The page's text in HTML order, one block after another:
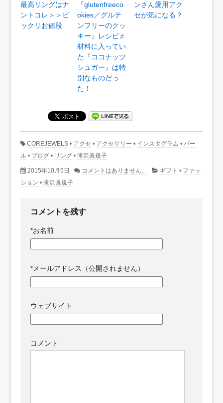
最高リングはナ
ントコレ＞＞ビ
ックリお値段
『glutenfreeco
okies／グルテ
ンフリーのクッ
キー』レシピ♬
材料に入ってい
た『ココナッツ
シュガー』は特
別なものだっ
た！
ンさん愛用アク
セが気になる？
COREJEWELS • アクセ • アクセサリー • インスタグラム • パー
ル • ブログ • リング • 滝沢眞規子
2015年10月5日 コメントはありません。 ギフト • ファッ
ション • 滝沢眞規子
コメントを残す
*お名前
* メールアドレス（公開されません）
ウェブサイト
コメント